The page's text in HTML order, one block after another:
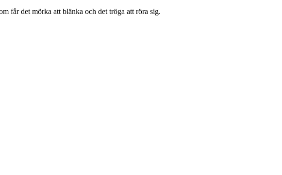
får det mörka att blänka och det tröga att röra sig.